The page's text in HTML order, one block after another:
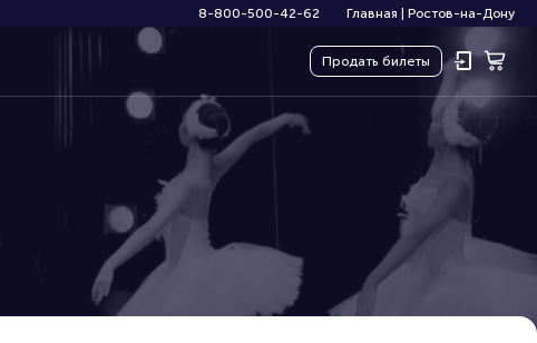
8-800-500-42-62 Главная Ростов-на-Дону
Продать билеты